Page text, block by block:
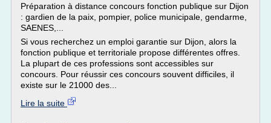
Préparation à distance concours fonction publique sur Dijon
: gardien de la paix, pompier, police municipale, gendarme,
SAENES,...
Si vous recherchez un emploi garantie sur Dijon, alors la
fonction publique et territoriale propose différentes offres.
La plupart de ces professions sont accessibles sur
concours. Pour réussir ces concours souvent difficiles, il
existe sur le 21000 des...
Lire la suite